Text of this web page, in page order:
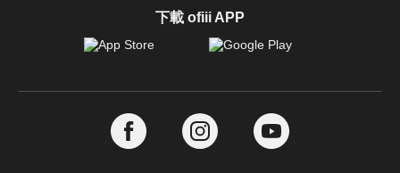
下載 ofiii APP